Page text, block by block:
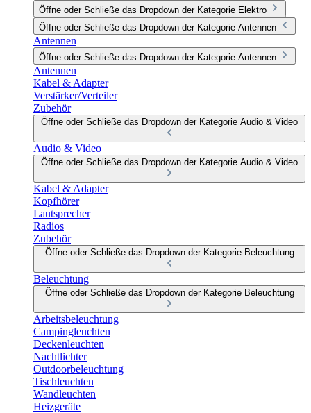
Öffne oder Schließe das Dropdown der Kategorie Elektro
Öffne oder Schließe das Dropdown der Kategorie Antennen
Antennen
Öffne oder Schließe das Dropdown der Kategorie Antennen
Antennen
Kabel & Adapter
Verstärker/Verteiler
Zubehör
Öffne oder Schließe das Dropdown der Kategorie Audio & Video
Audio & Video
Öffne oder Schließe das Dropdown der Kategorie Audio & Video
Kabel & Adapter
Kopfhörer
Lautsprecher
Radios
Zubehör
Öffne oder Schließe das Dropdown der Kategorie Beleuchtung
Beleuchtung
Öffne oder Schließe das Dropdown der Kategorie Beleuchtung
Arbeitsbeleuchtung
Campingleuchten
Deckenleuchten
Nachtlichter
Outdoorbeleuchtung
Tischleuchten
Wandleuchten
Heizgeräte